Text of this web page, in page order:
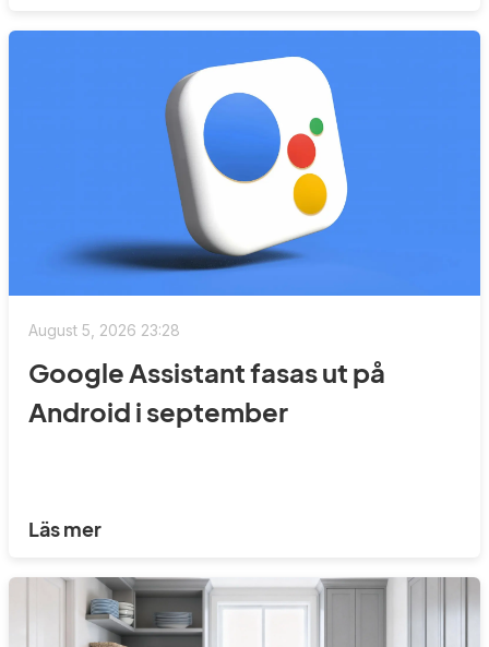
August 5, 2026 23:28
Google Assistant fasas ut på
Android i september
Läs mer